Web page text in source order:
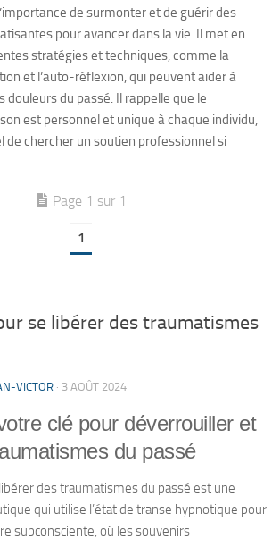
de surmonter et de guérir des
pour avancer dans la vie. Il met en
stratégies et techniques, comme la
et l’auto-réflexion, qui peuvent aider à
douleurs du passé. Il rappelle que le
est personnel et unique à chaque individu,
de chercher un soutien professionnel si
Page 1 sur 1
1
se libérer des traumatismes
VICTOR · 3 AOÛT 2024
clé pour déverrouiller et
du passé
des traumatismes du passé est une
qui utilise l’état de transe hypnotique pour
subconsciente, où les souvenirs